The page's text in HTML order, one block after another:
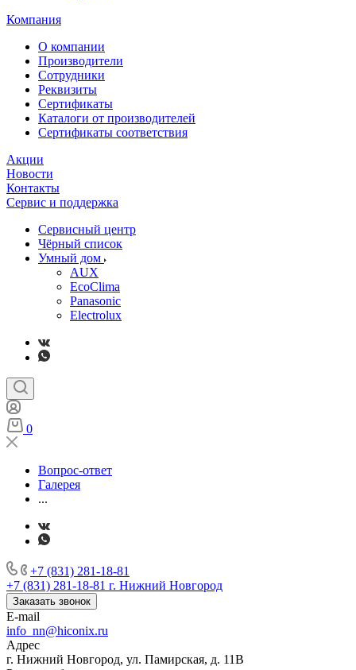
Компания
О компании
Производители
Сотрудники
Реквизиты
Сертификаты
Каталоги от производителей
Сертификаты соответствия
Акции
Новости
Контакты
Сервис и поддержка
Сервисный центр
Чёрный список
Умный дом
AUX
EcoClima
Panasonic
Electrolux
0
Вопрос-ответ
Галерея
...
+7 (831) 281-18-81
+7 (831) 281-18-81 г. Нижний Новгород
Заказать звонок
E-mail
info_nn@hiconix.ru
Адрес
г. Нижний Новгород, ул. Памирская, д. 11В